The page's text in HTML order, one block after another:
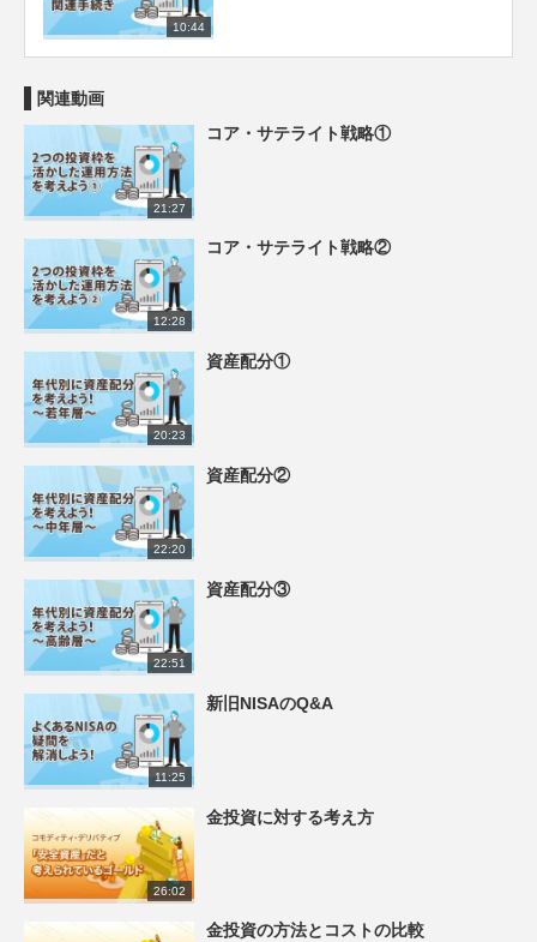
10:44
関連動画
21:27
コア・サテライト戦略①
12:28
コア・サテライト戦略②
20:23
資産配分①
22:20
資産配分②
22:51
資産配分③
11:25
新旧NISAのQ&A
26:02
金投資に対する考え方
金投資の方法とコストの比較